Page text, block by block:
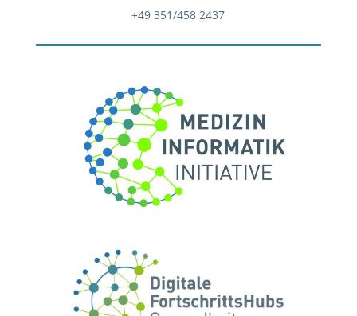
+49 351/458 2437